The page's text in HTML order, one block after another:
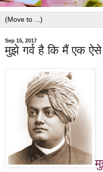
Sep 15, 2017
मुझे गर्व है कि मैं एक